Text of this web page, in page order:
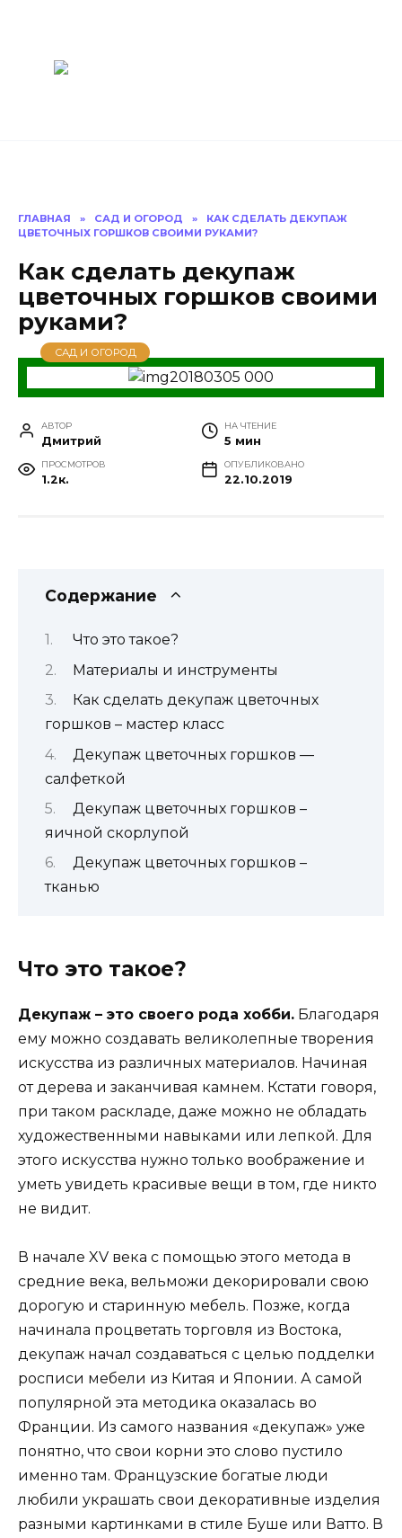
ГЛАВНАЯ » САД И ОГОРОД »
КАК СДЕЛАТЬ ДЕКУПАЖ
ЦВЕТОЧНЫХ ГОРШКОВ СВОИМИ РУКАМИ?
Как сделать декупаж
цветочных горшков своими
руками?
САД И ОГОРОД
АВТОР
Дмитрий
НА ЧТЕНИЕ
5 мин
ПРОСМОТРОВ
1.2к.
ОПУБЛИКОВАНО
22.10.2019
Содержание
Что это такое?
Материалы и инструменты
Как сделать декупаж цветочных
горшков – мастер класс
Декупаж цветочных горшков —
салфеткой
Декупаж цветочных горшков –
яичной скорлупой
Декупаж цветочных горшков –
тканью
Что это такое?
Декупаж – это своего рода хобби. Благодаря
ему можно создавать великолепные творения
искусства из различных материалов. Начиная
от дерева и заканчивая камнем. Кстати говоря,
при таком раскладе, даже можно не обладать
художественными навыками или лепкой. Для
этого искусства нужно только воображение и
уметь увидеть красивые вещи в том, где никто
не видит.
В начале XV века с помощью этого метода в
средние века, вельможи декорировали свою
дорогую и старинную мебель. Позже, когда
начинала процветать торговля из Востока,
декупаж начал создаваться с целью подделки
росписи мебели из Китая и Японии. А самой
популярной эта методика оказалась во
Франции. Из самого названия «декупаж» уже
понятно, что свои корни это слово пустило
именно там. Французские богатые люди
любили украшать свои декоративные изделия
разными картинками в стиле Буше или Ватто. В